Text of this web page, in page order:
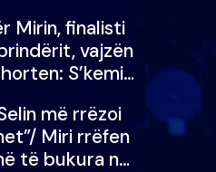
e madh
Mirin, finalisti
vajzën
S’kemi
më rrëzoi
Miri rrëfen
të bukura në